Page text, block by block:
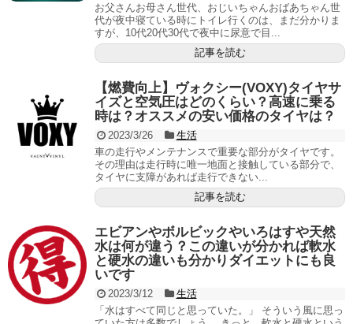
お父さんお母さん世代、おじいちゃんおばあちゃん世
代が夜中寝ている時にトイレ行くのは、まだ分かりま
すが、10代20代30代で夜中に尿意で目...
記事を読む
【燃費向上】ヴォクシー(VOXY)タイヤサ
イズと空気圧はどのくらい？高速に乗る
時は？オススメの安い価格のタイヤは？
2023/3/26
生活
車の走行やメンテナンスで重要な部分がタイヤです。
その理由は走行時に唯一地面と接触している部分で、
タイヤに支障があれば走行できない...
記事を読む
エビアンやボルビックやいろはすや天然
水は何が違う？この違いが分かれば軟水
と硬水の違いも分かりダイエットにも良
いです
2023/3/12
生活
「水はすべて同じと思っていた。」 そういう風に思っ